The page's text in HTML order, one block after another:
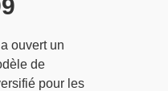
ouvert un
de
pour les